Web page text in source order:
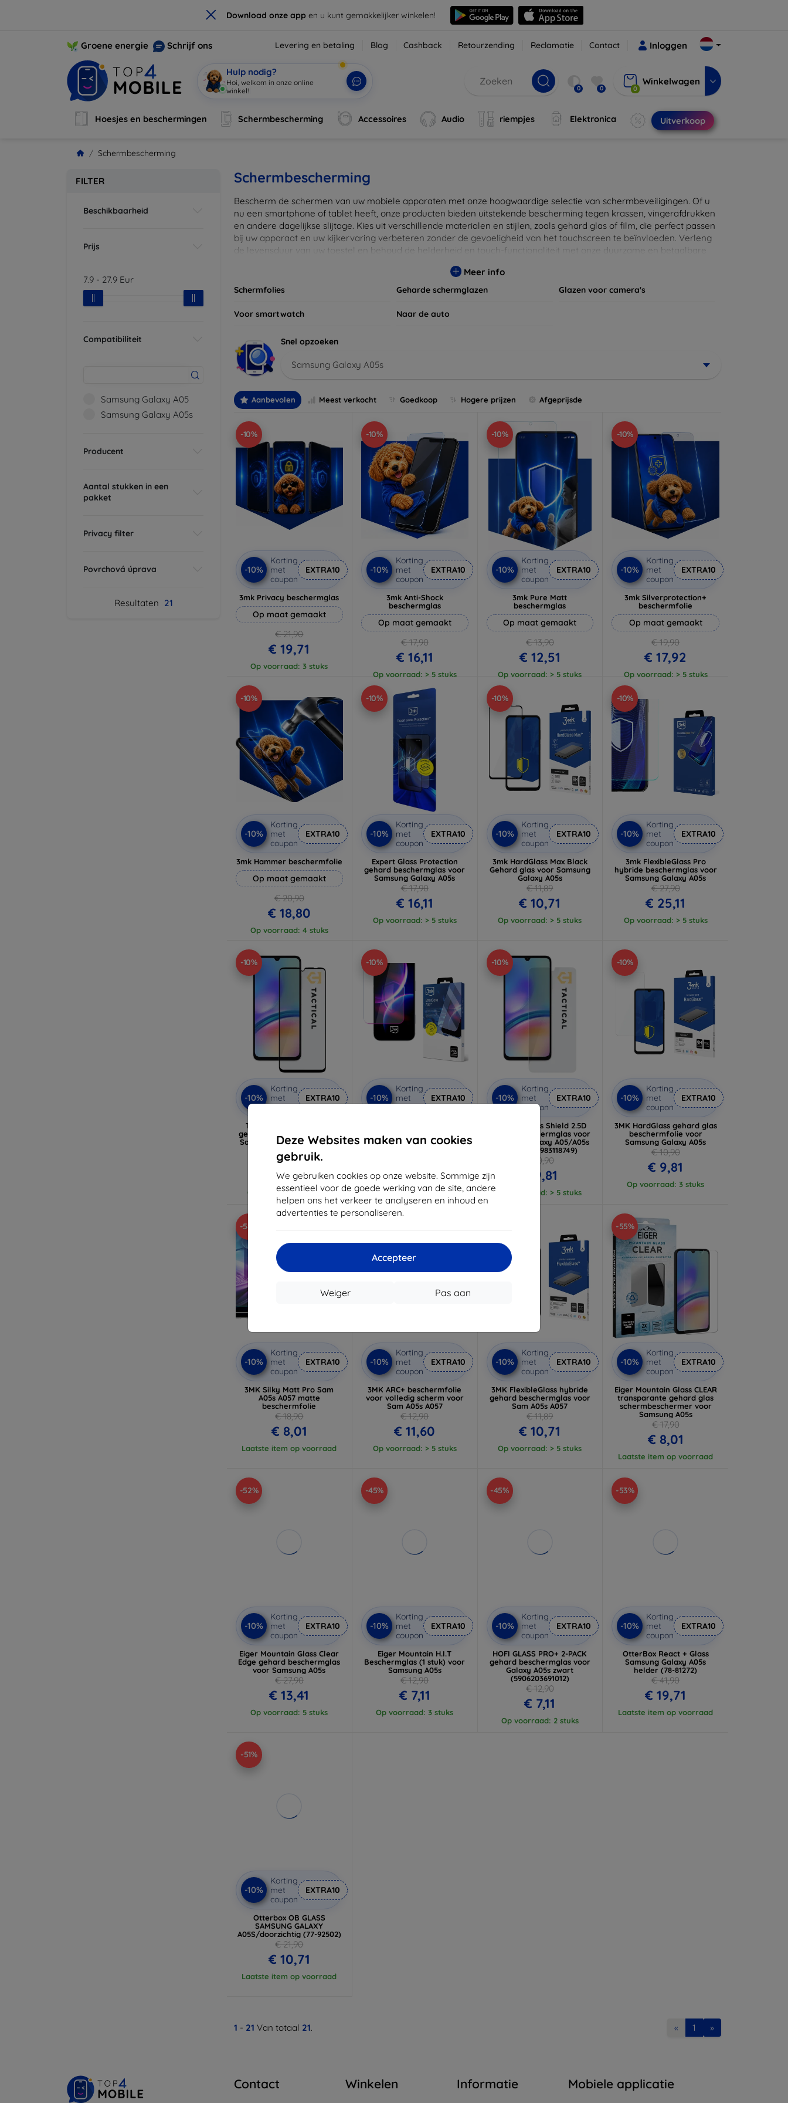
× Download onze app en u kunt gemakkelijker winkelen!
Deze Websites maken van cookies
gebruik.
We gebruiken cookies op onze website. Sommige zijn
essentieel voor de goede werking van de site, andere
helpen ons het verkeer te analyseren en inhoud en
advertenties te personaliseren.
Accepteer
Pas aan
Weiger
Groene energie Schrijf ons Levering en betaling Blog Cashback Retourzending Reclamatie Contact Inloggen
Hulp nodig?
Ik ben| 0 0 0
Winkelwagen
Hoesjes en beschermingen Schermbescherming Accessoires Audio riempjes Elektronica Uitverkoop
Schermbescherming
FILTER
Beschikbaarheid
Prijs
7.9 - 27.9 Eur
Compatibiliteit
Samsung Galaxy A05
Samsung Galaxy A05s
Producent
Aantal stukken in een
pakket
Privacy filter
Povrchová úprava
Resultaten 21
Schermbescherming
Bescherm de schermen van uw mobiele apparaten met onze hoogwaardige selectie van schermbeveiligingen. Of u
nu een smartphone of tablet heeft, onze producten bieden uitstekende bescherming tegen krassen, vingerafdrukken
en andere dagelijkse slijtage. Kies uit verschillende materialen en stijlen, zoals gehard glas of film, die perfect passen
bij uw apparaat en uw kijkervaring verbeteren zonder de gevoeligheid van het touchscreen te beïnvloeden. Verleng
de levensduur van uw toestel en behoud de helderheid en touch-functionaliteit met onze duurzame en betaalbare
Meer info
Schermfolies Geharde schermglazen Glazen voor camera's
Voor smartwatch Naar de auto
Snel opzoeken
Samsung Galaxy A05s
Aanbevolen Meest verkocht Goedkoop Hogere prijzen Afgeprijsde
-10%
-10%
Korting
met
coupon
EXTRA10
3mk Privacy beschermglas
Op maat gemaakt
€ 21,90
€ 19,71
Op voorraad: 3 stuks
-10%
-10%
Korting
met
coupon
EXTRA10
3mk Anti-Shock
beschermglas
Op maat gemaakt
€ 17,90
€ 16,11
Op voorraad: > 5 stuks
-10%
-10%
Korting
met
coupon
EXTRA10
3mk Pure Matt
beschermglas
Op maat gemaakt
€ 13,90
€ 12,51
Op voorraad: > 5 stuks
-10%
-10%
Korting
met
coupon
EXTRA10
3mk Silverprotection+
beschermfolie
Op maat gemaakt
€ 19,90
€ 17,92
Op voorraad: > 5 stuks
-10%
-10%
Korting
met
coupon
EXTRA10
3mk Hammer beschermfolie
Op maat gemaakt
€ 20,90
€ 18,80
Op voorraad: 4 stuks
-10%
-10%
Korting
met
coupon
EXTRA10
Expert Glass Protection
gehard beschermglas voor
Samsung Galaxy A05s
€ 17,90
€ 16,11
Op voorraad: > 5 stuks
-10%
-10%
Korting
met
coupon
EXTRA10
3mk HardGlass Max Black
Gehard glas voor Samsung
Galaxy A05s
€ 11,89
€ 10,71
Op voorraad: > 5 stuks
-10%
-10%
Korting
met
coupon
EXTRA10
3mk FlexibleGlass Pro
hybride beschermglas voor
Samsung Galaxy A05s
€ 27,90
€ 25,11
Op voorraad: > 5 stuks
-10%
-10%
Korting
met
coupon
EXTRA10
Tactical Glass Shield 5D
gehard beschermglas voor
Samsung Galaxy A05/A05s
zwart (57983118750)
€ 10,90
€ 9,81
Op voorraad: > 5 stuks
-10%
-10%
Korting
met
coupon
EXTRA10
meerlaagse beschermfolie
voor Samsung Galaxy A05s
Op voorraad: > 5 stuks
-10%
-10%
Korting
met
coupon
EXTRA10
Tactical Glass Shield 2.5D
gehard beschermglas voor
Samsung Galaxy A05/A05s
helder (57983118749)
€ 10,90
€ 9,81
Op voorraad: > 5 stuks
-10%
-10%
Korting
met
coupon
EXTRA10
3MK HardGlass gehard glas
beschermfolie voor
Samsung Galaxy A05s
€ 10,90
€ 9,81
Op voorraad: 3 stuks
-58%
-10%
Korting
met
coupon
EXTRA10
3MK Silky Matt Pro Sam
A05s A057 matte
beschermfolie
€ 18,90
€ 8,01
Laatste item op voorraad
-10%
Korting
met
coupon
EXTRA10
3MK ARC+ beschermfolie
voor volledig scherm voor
Sam A05s A057
€ 12,90
€ 11,60
Op voorraad: > 5 stuks
-10%
Korting
met
coupon
EXTRA10
3MK FlexibleGlass hybride
gehard beschermglas voor
Sam A05s A057
€ 11,89
€ 10,71
Op voorraad: > 5 stuks
-55%
-10%
Korting
met
coupon
EXTRA10
Eiger Mountain Glass CLEAR
transparante gehard glas
schermbeschermer voor
Samsung A05s
€ 17,90
€ 8,01
Laatste item op voorraad
-52%
-10%
Korting
met
coupon
EXTRA10
Eiger Mountain Glass Clear
Edge gehard beschermglas
voor Samsung A05s
€ 27,90
€ 13,41
Op voorraad: 5 stuks
-45%
-10%
Korting
met
coupon
EXTRA10
Eiger Mountain H.I.T
Beschermglas (1 stuk) voor
Samsung A05s
€ 12,90
€ 7,11
Op voorraad: 3 stuks
-45%
-10%
Korting
met
coupon
EXTRA10
HOFI GLASS PRO+ 2-PACK
gehard beschermglas voor
Galaxy A05s zwart
(5906203691012)
€ 12,90
€ 7,11
Op voorraad: 2 stuks
-53%
-10%
Korting
met
coupon
EXTRA10
OtterBox React + Glass
Samsung Galaxy A05s
helder (78-81272)
€ 41,90
€ 19,71
Laatste item op voorraad
-51%
-10%
Korting
met
coupon
EXTRA10
Otterbox OB GLASS
SAMSUNG GALAXY
A05S/doorzichtig (77-92502)
€ 21,90
€ 10,71
Laatste item op voorraad
1 - 21 Van totaal 21. « 1 »
Contact Winkelen Informatie Mobiele applicatie